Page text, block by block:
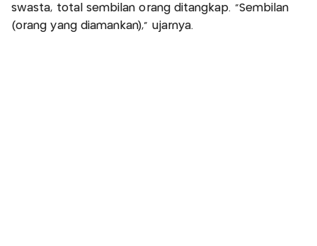
swasta, total sembilan orang ditangkap. "Sembilan
(orang yang diamankan)," ujarnya.